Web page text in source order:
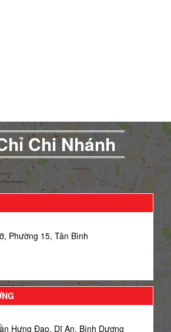
Chi Nhánh
Phường 15, Tân Bình
Hưng Đạo, Dĩ An, Bình Dương